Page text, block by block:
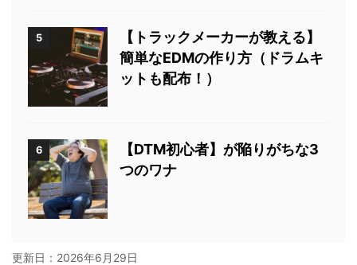
5
【トラックメーカーが教える】
簡単なEDMの作り方（ドラムキ
ットも配布！）
6
【DTM初心者】が陥りがちな3
つのワナ
更新日： 2026年6月29日